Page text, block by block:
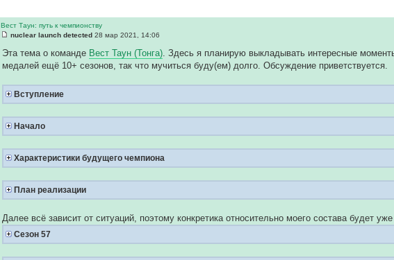
Вест Таун: путь к чемпионству
nuclear launch detected 28 мар 2021, 14:06
Эта тема о команде Вест Таун (Тонга) . Здесь я планирую выкладывать интересные
медалей ещё 10+ сезонов, так что мучиться буду(ем) долго. Обсуждение приветствуется.
Вступление
Начало
Характеристики будущего чемпиона
План реализации
Далее всё зависит от ситуаций, поэтому конкретика относительно моего состава будет
Сезон 57